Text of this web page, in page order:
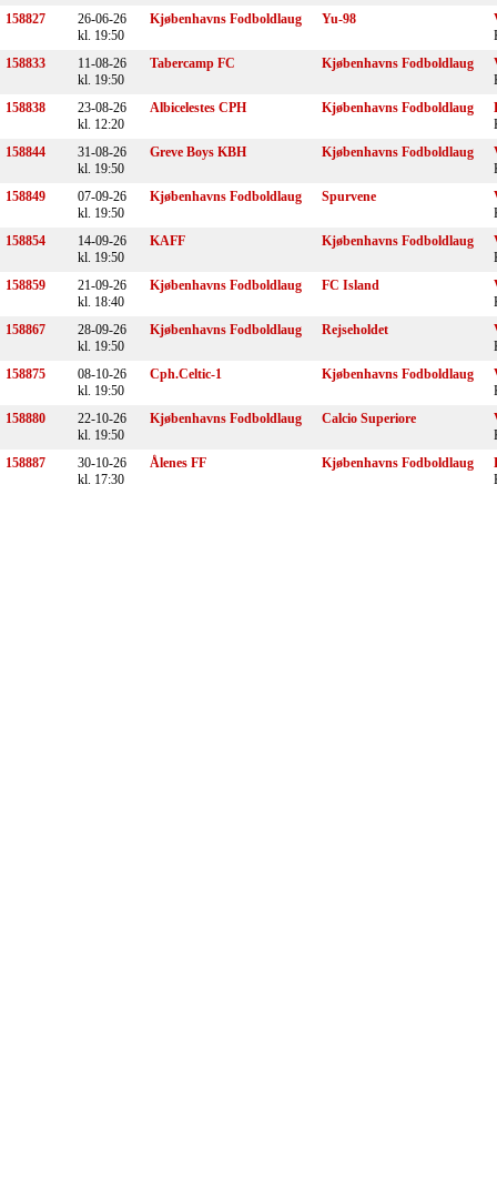
158827
26-06-26
kl. 19:50
Kjøbenhavns Fodboldlaug Yu-98
158833
11-08-26
kl. 19:50
Tabercamp FC Kjøbenhavns Fodboldlaug
158838
23-08-26
kl. 12:20
Albicelestes CPH Kjøbenhavns Fodboldlaug
158844
31-08-26
kl. 19:50
Greve Boys KBH Kjøbenhavns Fodboldlaug
158849
07-09-26
kl. 19:50
Kjøbenhavns Fodboldlaug Spurvene
158854
14-09-26
kl. 19:50
KAFF Kjøbenhavns Fodboldlaug
158859
21-09-26
kl. 18:40
Kjøbenhavns Fodboldlaug FC Island
158867
28-09-26
kl. 19:50
Kjøbenhavns Fodboldlaug Rejseholdet
158875
08-10-26
kl. 19:50
Cph.Celtic-1 Kjøbenhavns Fodboldlaug
158880
22-10-26
kl. 19:50
Kjøbenhavns Fodboldlaug Calcio Superiore
158887
30-10-26
kl. 17:30
Ålenes FF Kjøbenhavns Fodboldlaug